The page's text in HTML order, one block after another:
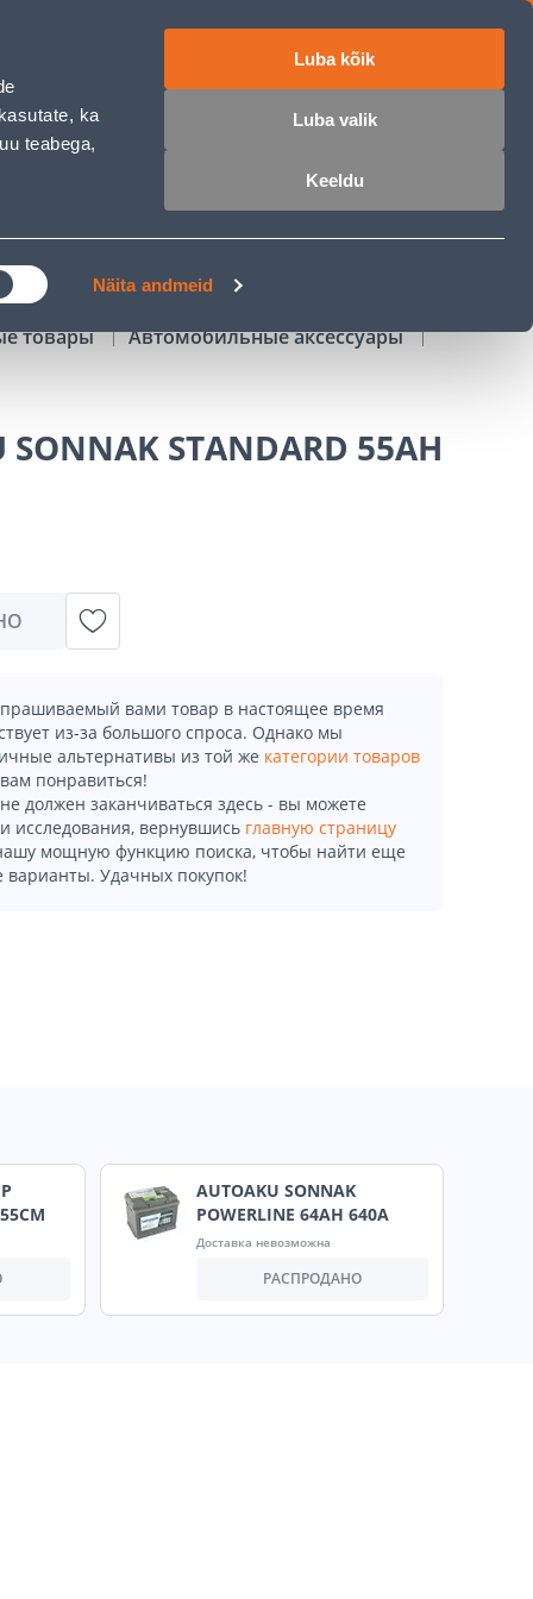
ka
teabega,
Näita andmeid
Luba kõik
Luba valik
Keeldu
товары
Автомобильные аксессуары
SONNAK STANDARD 55AH
вами товар в настоящее время
из-за большого спроса. Однако мы
альтернативы из той же категории товаров
понравиться!
должен заканчиваться здесь - вы можете
исследования, вернувшись главную страницу
мощную функцию поиска, чтобы найти еще
варианты. Удачных покупок!
AUTOAKU SONNAK
POWERLINE 64AH 640A
Доставка невозможна
РАСПРОДАНО